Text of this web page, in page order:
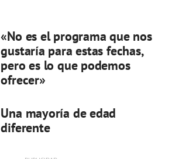
«No es el programa que nos
gustaría para estas fechas,
pero es lo que podemos
ofrecer»
Una mayoría de edad
diferente